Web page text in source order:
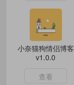
小奈猫狗情侣博客
v1.0.0
查看